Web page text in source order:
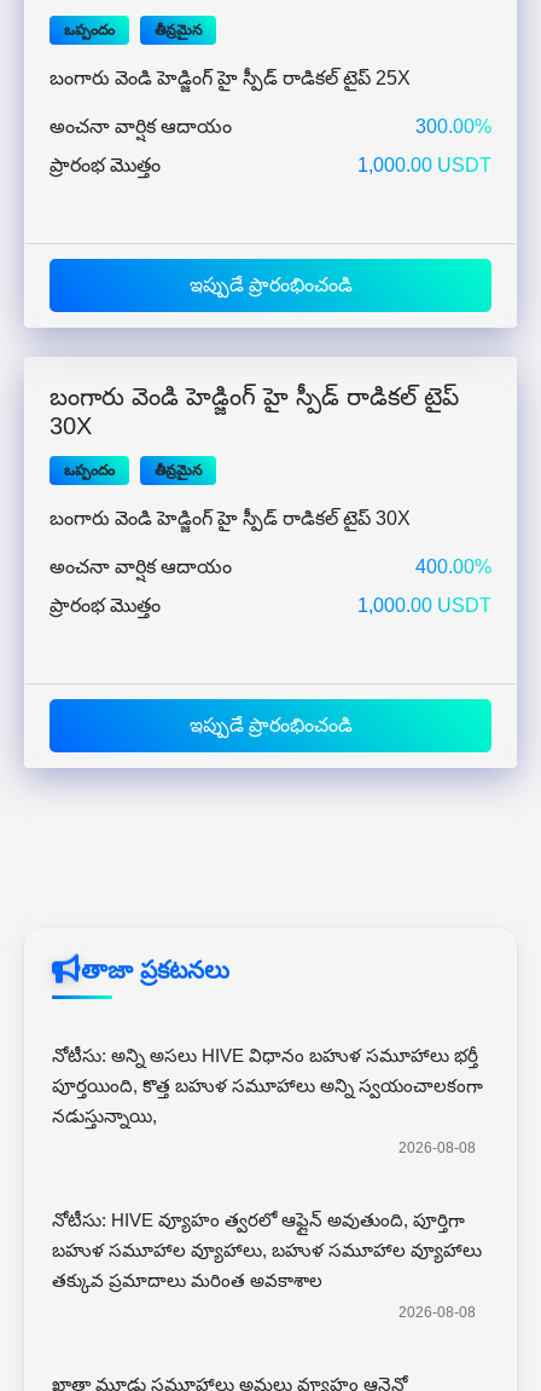
ఒప్పందం తీవ్రమైన
బంగారు వెండి హెడ్జింగ్ హై స్పీడ్ రాడికల్ టైప్ 25X
అంచనా వార్షిక ఆదాయం
300.00%
ప్రారంభ మొత్తం
1,000.00 USDT
ఇప్పుడే ప్రారంభించండి
బంగారు వెండి హెడ్జింగ్ హై స్పీడ్ రాడికల్ టైప్
30X
ఒప్పందం తీవ్రమైన
బంగారు వెండి హెడ్జింగ్ హై స్పీడ్ రాడికల్ టైప్ 30X
అంచనా వార్షిక ఆదాయం
400.00%
ప్రారంభ మొత్తం
1,000.00 USDT
ఇప్పుడే ప్రారంభించండి
తాజా ప్రకటనలు
నోటీసు: అన్ని అసలు HIVE విధానం బహుళ సమూహాలు భర్తీ
పూర్తయింది, కొత్త బహుళ సమూహాలు అన్ని స్వయంచాలకంగా
నడుస్తున్నాయి,
2026-08-08
నోటీసు: HIVE వ్యూహం త్వరలో ఆఫ్లైన్ అవుతుంది, పూర్తిగా
బహుళ సమూహాల వ్యూహాలు, బహుళ సమూహాల వ్యూహాలు
తక్కువ ప్రమాదాలు మరింత అవకాశాల
2026-08-08
ఖాతా మూడు సమూహాలు అమలు వ్యూహం ఆన్లైన్లో